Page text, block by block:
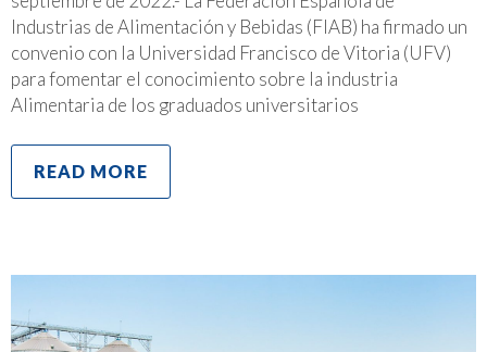
Industrias de Alimentación y Bebidas (FIAB) ha firmado un
convenio con la Universidad Francisco de Vitoria (UFV)
para fomentar el conocimiento sobre la industria
Alimentaria de los graduados universitarios
READ MORE